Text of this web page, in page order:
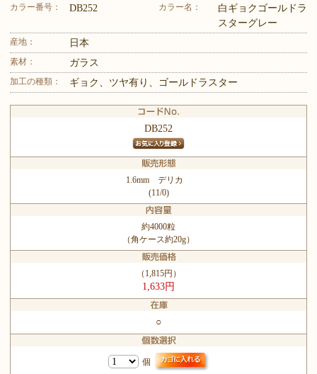
カラー番号： DB252 カラー名：
白ギョクゴールドラ
スターグレー
産地： 日本
素材： ガラス
加工の種類： ギョク、ツヤ有り、ゴールドラスター
DB252
1.6mm デリカ
(11/0)
約4000粒
（角ケース約20g）
（1,815円）
1,633円
○
個